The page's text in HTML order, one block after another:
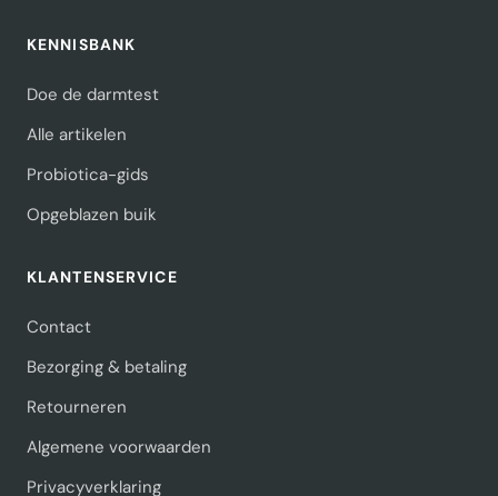
KENNISBANK
Doe de darmtest
Alle artikelen
Probiotica-gids
Opgeblazen buik
KLANTENSERVICE
Contact
Bezorging & betaling
Retourneren
Algemene voorwaarden
Privacyverklaring